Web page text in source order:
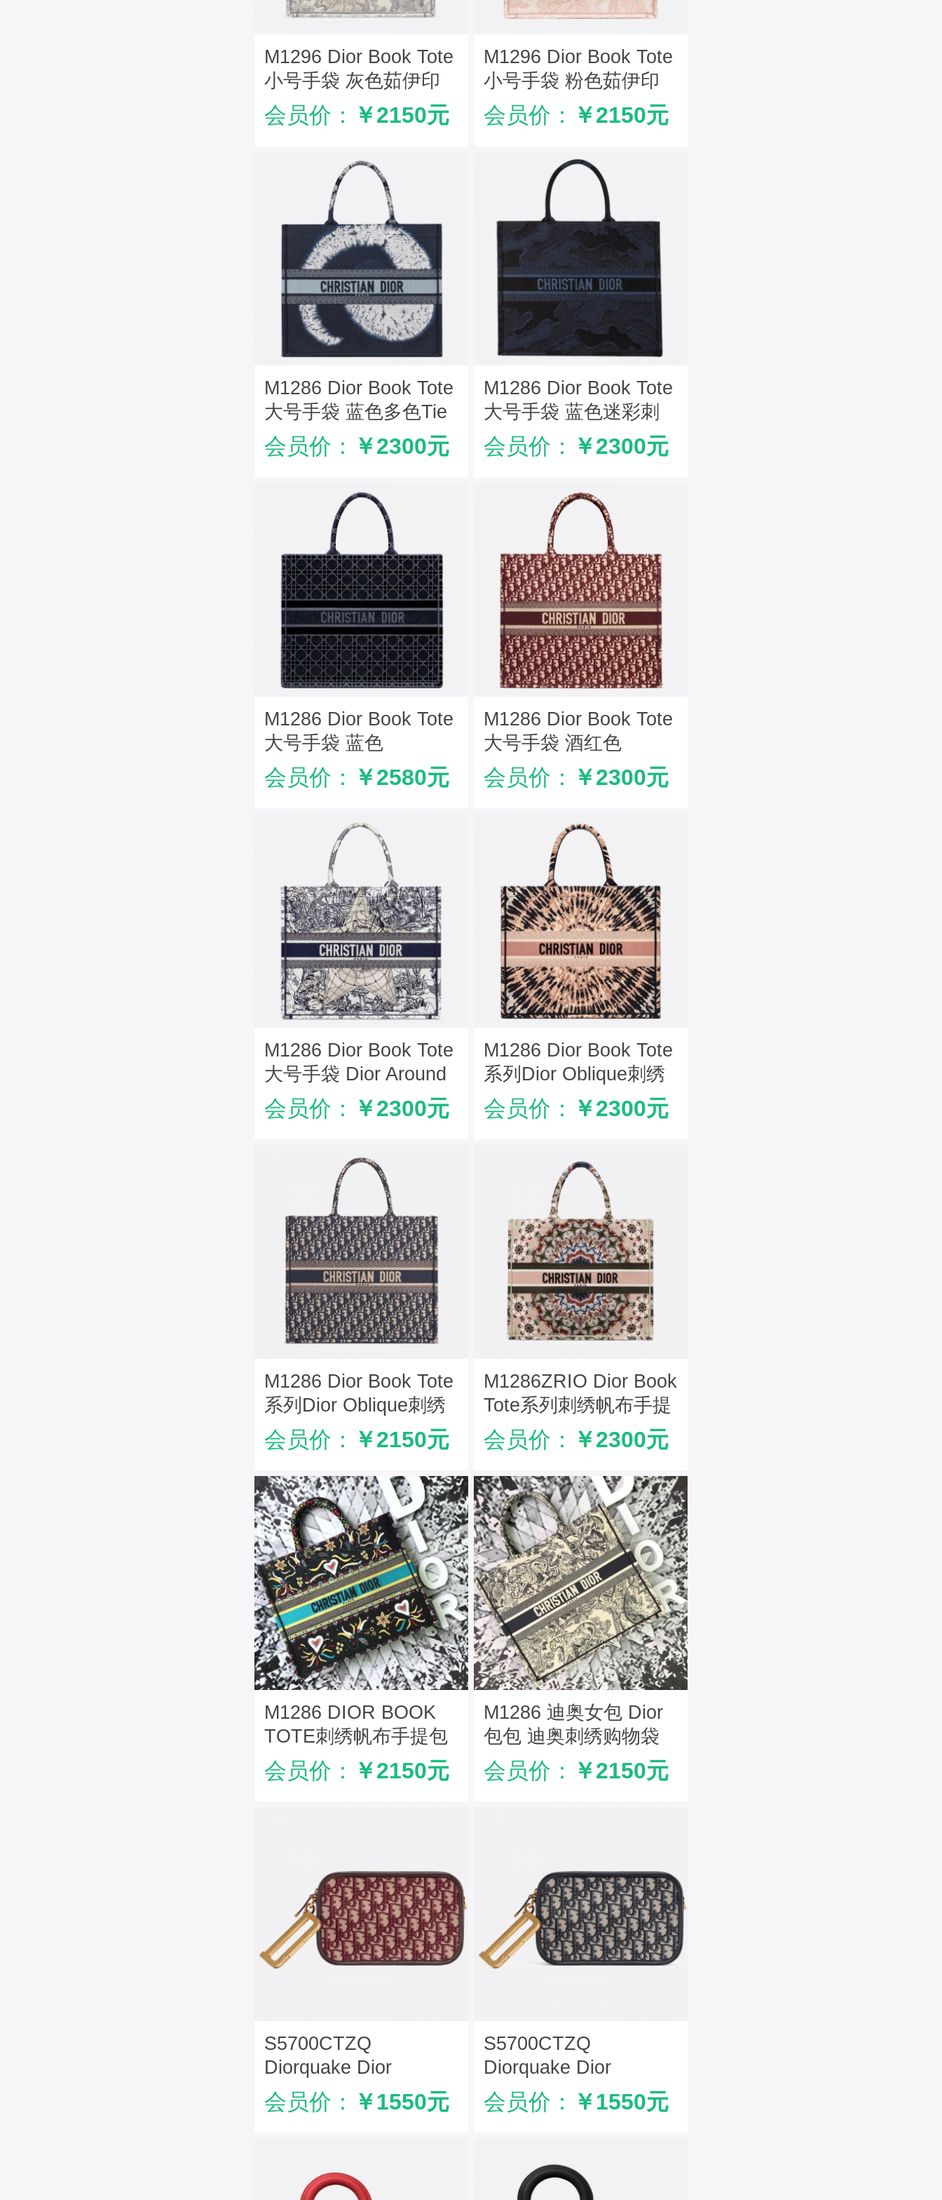
M1296 Dior Book Tote
小号手袋 灰色茹伊印
花
会员价： ￥2150元
M1296 Dior Book Tote
小号手袋 粉色茹伊印
花
会员价： ￥2150元
M1286 Dior Book Tote
大号手袋 蓝色多色Tie
Dior 刺绣
会员价： ￥2300元
M1286 Dior Book Tote
大号手袋 蓝色迷彩刺
绣
会员价： ￥2300元
M1286 Dior Book Tote
大号手袋 蓝色
Cannage 藤格纹图案
绣花丝绒
会员价： ￥2580元
M1286 Dior Book Tote
大号手袋 酒红色
Oblique 印花
会员价： ￥2300元
M1286 Dior Book Tote
大号手袋 Dior Around
The World 刺绣 蓝色
会员价： ￥2300元
M1286 Dior Book Tote
系列Dior Oblique刺绣
帆布手提包 幻影粉
会员价： ￥2300元
M1286 Dior Book Tote
系列Dior Oblique刺绣
帆布手提包 蓝色
会员价： ￥2150元
M1286ZRIO Dior Book
Tote系列刺绣帆布手提
包 点缀彩色图案刺绣
会员价： ￥2300元
M1286 DIOR BOOK
TOTE刺绣帆布手提包
Dior女包
会员价： ￥2150元
M1286 迪奥女包 Dior
包包 迪奥刺绣购物袋
Dior手提袋 迪奥大容量
包 白色
会员价： ￥2150元
S5700CTZQ
Diorquake Dior
Oblique酒红色提花帆
布皮夹 Dior手包 Dior
会员价： ￥1550元
S5700CTZQ
Diorquake Dior
Oblique酒红色提花帆
布皮夹 Dior手包 Dior
会员价： ￥1550元